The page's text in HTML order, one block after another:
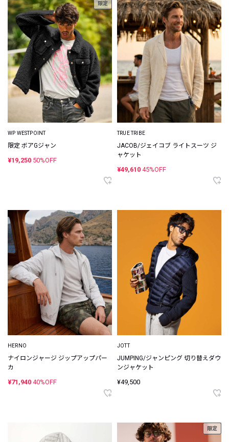
限定
WP WESTPOINT
限定 ボアGジャン
¥19,250 50%OFF
TRUE TRIBE
JACOB/ジェイコブ ライトスーツ ジ
ャケット
¥49,610 45%OFF
HERNO
ナイロンジャージ ジップアップパー
カ
¥71,940 40%OFF
JOTT
JUMPING/ジャンピング 切り替えダウ
ンジャケット
¥49,500
限定